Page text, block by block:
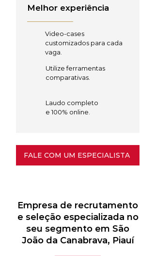
Melhor experiência
Video-cases
customizados para cada
vaga.
Utilize ferramentas
comparativas.
Laudo completo
e 100% online.
FALE COM UM ESPECIALISTA
Empresa de recrutamento
e seleção especializada no
seu segmento em São
João da Canabrava, Piauí